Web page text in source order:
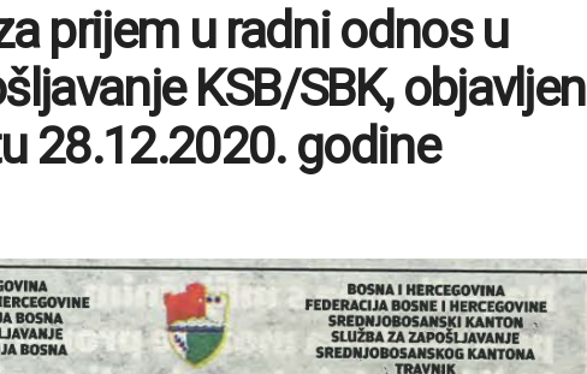
prijem u radni odnos u
KSB/SBK, objavljen
28.12.2020. godine